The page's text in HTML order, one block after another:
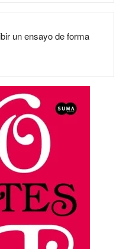
un ensayo de forma